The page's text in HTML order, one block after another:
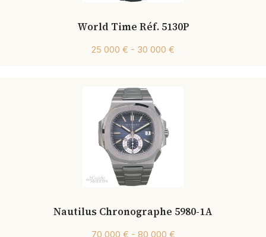
World Time Réf. 5130P
25 000 € - 30 000 €
Nautilus Chronographe 5980-1A
70 000 € - 80 000 €